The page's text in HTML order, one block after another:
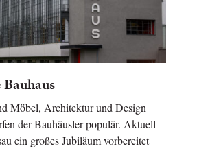
Bauhaus
Möbel, Architektur und Design
der Bauhäusler populär. Aktuell
ein großes Jubiläum vorbereitet